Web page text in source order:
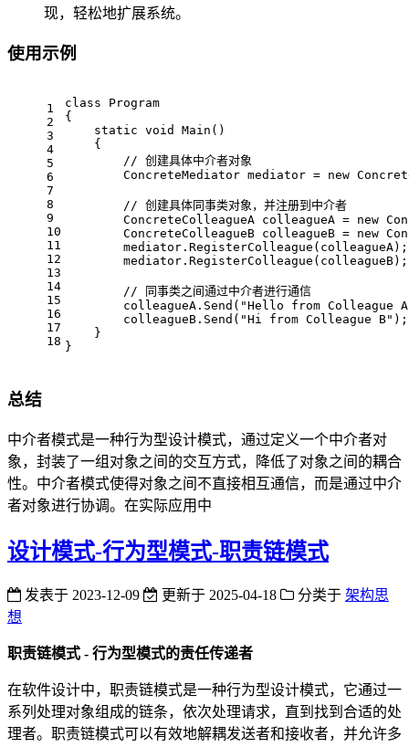
现，轻松地扩展系统。
使用示例
1
2
3
4
5
6
7
8
9
10
11
12
13
14
15
16
17
18
class
Program
{
static void Main ()
    {
// 创建具体中介者对象
        ConcreteMediator mediator =
new
// 创建具体同事类对象，并注册到中介者
        ConcreteColleagueA colleagueA =
new
        ConcreteColleagueB colleagueB =
new
        mediator.RegisterColleague(colleagueA);
        mediator.RegisterColleague(colleagueB);
// 同事类之间通过中介者进行通信
        colleagueA.Send(
"Hello from Colleague
        colleagueB.Send(
"Hi from Colleague B" );
    }
}
总结
中介者模式是一种行为型设计模式，通过定义一个中介者对
象，封装了一组对象之间的交互方式，降低了对象之间的耦合
性。中介者模式使得对象之间不直接相互通信，而是通过中介
者对象进行协调。在实际应用中
设计模式-行为型模式-职责链模式
发表于 2023-12-09 更新于 2025-04-18 分类于 架构思
想
职责链模式 - 行为型模式的责任传递者
在软件设计中，职责链模式是一种行为型设计模式，它通过一
系列处理对象组成的链条，依次处理请求，直到找到合适的处
理者。职责链模式可以有效地解耦发送者和接收者，并允许多